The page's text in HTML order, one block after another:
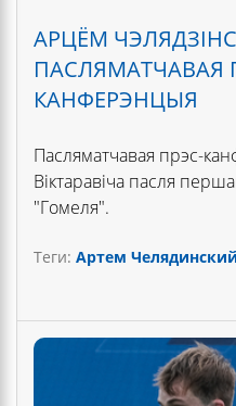
АРЦЁМ
ПАСЛЯМАТЧАВАЯ
КАНФЕРЭНЦЫЯ
Пасляматчавая прэс-
Віктаравіча пасля
"Гомеля".
Теги: Артем Челядинский